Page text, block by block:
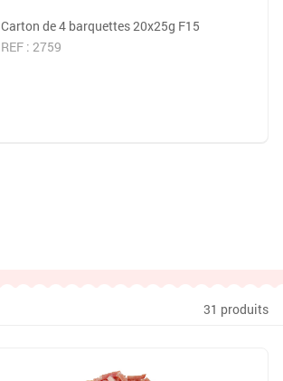
Carton de 4 barquettes 20x25g F15
REF : 2759
31 produits